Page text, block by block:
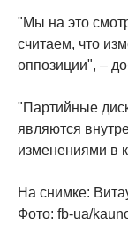
"Мы на это
считаем, что
оппозиции", –
"Партийные
являются
изменениями в
На снимке:
Фото: fb-ua/